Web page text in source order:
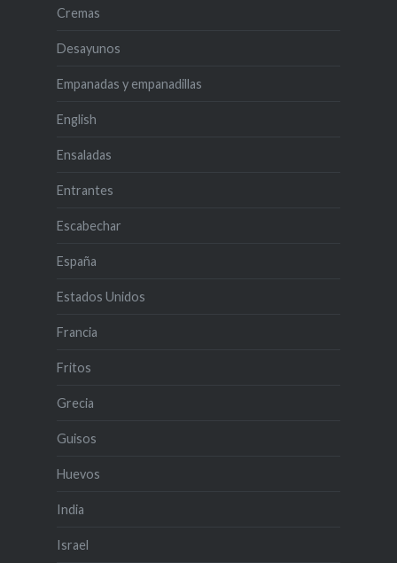
Cremas
Desayunos
Empanadas y empanadillas
English
Ensaladas
Entrantes
Escabechar
España
Estados Unidos
Francia
Fritos
Grecia
Guisos
Huevos
India
Israel